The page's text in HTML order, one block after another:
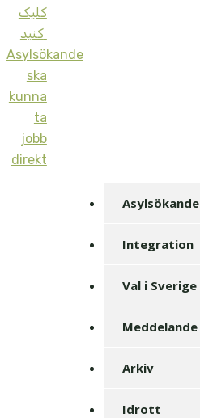
کليک
کنيد
Asylsökande
ska
kunna
ta
jobb
direkt
Asylsökande
Integration
Val i Sverige
Meddelande
Arkiv
Idrott